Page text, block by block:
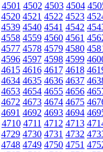
4501 4502 4503 4504
4520 4521 4522 4523
4539 4540 4541 4542
4558 4559 4560 4561
4577 4578 4579 4580
4596 4597 4598 4599
4615 4616 4617 4618
4634 4635 4636 4637
4653 4654 4655 4656
4672 4673 4674 4675
4691 4692 4693 4694
4710 4711 4712 4713
4729 4730 4731 4732
4748 4749 4750 4751